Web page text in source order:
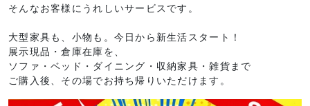
そんなお客様にうれしいサービスです。
大型家具も、小物も。今日から新生活スタート！
展示現品・倉庫在庫を、
ソファ・ベッド・ダイニング・収納家具・雑貨まで
ご購入後、その場でお持ち帰りいただけます。